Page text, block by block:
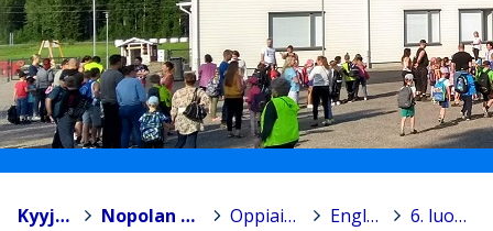
Kyyjärvi > Nopolan koulu > Oppiaineet > Englanti > 6. luokka